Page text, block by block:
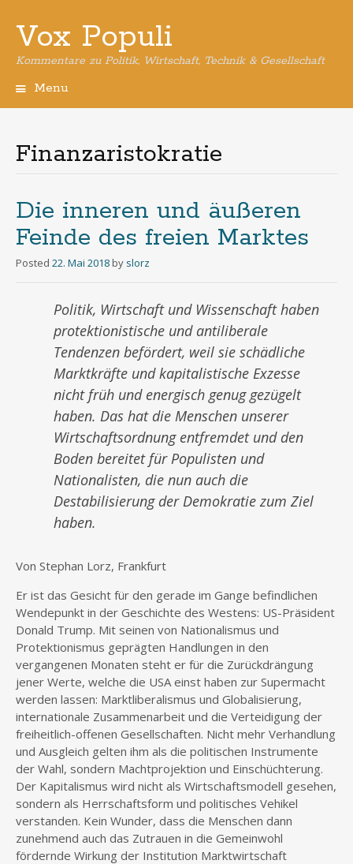
Vox Populi
Kommentare zu Politik, Wirtschaft, Technik & Gesellschaft
Menu
Finanzaristokratie
Die inneren und äußeren
Feinde des freien Marktes
Posted 22. Mai 2018 by slorz
Politik, Wirtschaft und Wissenschaft haben
protektionistische und antiliberale
Tendenzen befördert, weil sie schädliche
Marktkräfte und kapitalistische Exzesse
nicht früh und energisch genug gezügelt
haben. Das hat die Menschen unserer
Wirtschaftsordnung entfremdet und den
Boden bereitet für Populisten und
Nationalisten, die nun auch die
Destabilisierung der Demokratie zum Ziel
haben.
Von Stephan Lorz, Frankfurt
Er ist das Gesicht für den gerade im Gange befindlichen
Wendepunkt in der Geschichte des Westens: US-Präsident
Donald Trump. Mit seinen von Nationalismus und
Protektionismus geprägten Handlungen in den
vergangenen Monaten steht er für die Zurückdrängung
jener Werte, welche die USA einst haben zur Supermacht
werden lassen: Marktliberalismus und Globalisierung,
internationale Zusammenarbeit und die Verteidigung der
freiheitlich-offenen Gesellschaften. Nicht mehr Verhandlung
und Ausgleich gelten ihm als die politischen Instrumente
der Wahl, sondern Machtprojektion und Einschüchterung.
Der Kapitalismus wird nicht als Wirtschaftsmodell gesehen,
sondern als Herrschaftsform und politisches Vehikel
verstanden. Kein Wunder, dass die Menschen dann
zunehmend auch das Zutrauen in die Gemeinwohl
fördernde Wirkung der Institution Marktwirtschaft